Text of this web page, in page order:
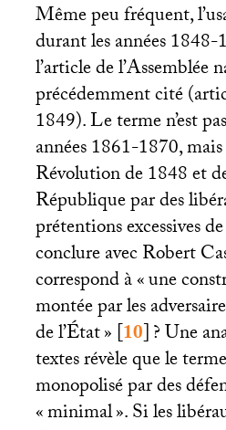
Même peu fréquent,
durant les années
l’article de l’Assemblée
précédemment cité
1849). Le terme n’est
années 1861-1870,
Révolution de 1848 et
République par des
prétentions excessives
conclure avec Robert
correspond à «une
montée par les
de l’État»[10]? Une
textes révèle que le
monopolisé par des
«minimal». Si les